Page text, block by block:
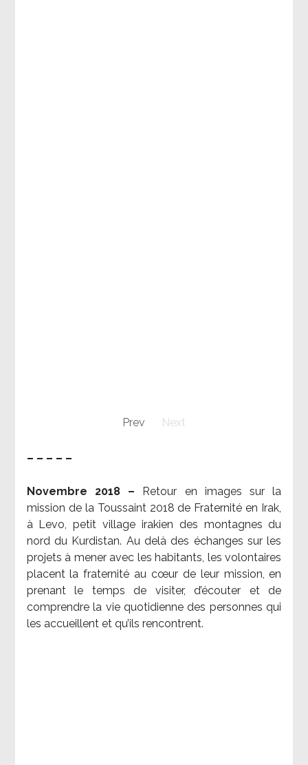
Prev Next
– – – – –
Novembre 2018 –
Retour en images sur la
mission de la Toussaint 2018 de Fraternité en Irak,
à Levo, petit village irakien des montagnes du
nord du Kurdistan. Au delà des échanges sur les
projets à mener avec les habitants, les volontaires
placent la fraternité au cœur de leur mission, en
prenant le temps de visiter, d’écouter et de
comprendre la vie quotidienne des personnes qui
les accueillent et qu’ils rencontrent.